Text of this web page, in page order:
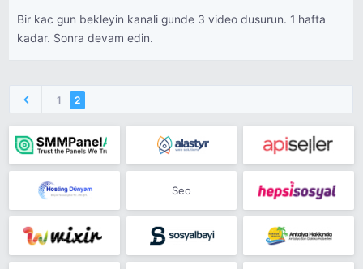
Bir kac gun bekleyin kanali gunde 3 video dusurun. 1 hafta
kadar. Sonra devam edin.
1 2
Seo